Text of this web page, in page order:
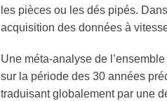
les pièces ou les dés pipés.
acquisition des données à
Une méta-analyse de
sur la période des 30 années
traduisant globalement par une